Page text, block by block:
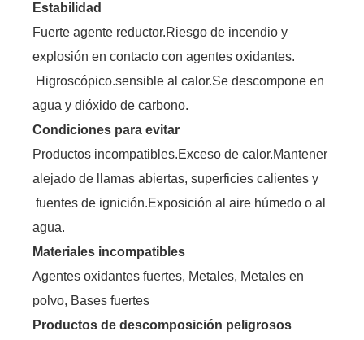
Estabilidad
Fuerte agente reductor.Riesgo de incendio y
explosión en contacto con agentes oxidantes.
Higroscópico.sensible al calor.Se descompone en
agua y dióxido de carbono.
Condiciones para evitar
Productos incompatibles.Exceso de calor.Mantener
alejado de llamas abiertas, superficies calientes y
fuentes de ignición.Exposición al aire húmedo o al
agua.
Materiales incompatibles
Agentes oxidantes fuertes, Metales, Metales en
polvo, Bases fuertes
Productos de descomposición peligrosos